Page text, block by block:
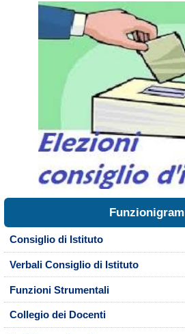
Consiglio di Istituto
Verbali Consiglio di Istituto
Funzioni Strumentali
Collegio dei Docenti